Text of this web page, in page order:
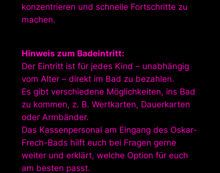
konzentrieren und schnelle Fortschritte zu
machen.
Hinweis zum Badeintritt:
Der Eintritt ist für jedes Kind – unabhängig
vom Alter – direkt im Bad zu bezahlen.
Es gibt verschiedene Möglichkeiten, ins Bad
zu kommen, z. B. Wertkarten, Dauerkarten
oder Armbänder.
Das Kassenpersonal am Eingang des Oskar-
Frech-Bads hilft euch bei Fragen gerne
weiter und erklärt, welche Option für euch
am besten passt.